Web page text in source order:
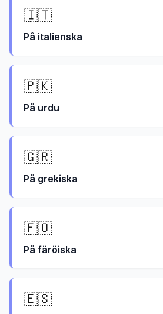
🇮🇹
På italienska
🇵🇰
På urdu
🇬🇷
På grekiska
🇫🇴
På färöiska
🇪🇸